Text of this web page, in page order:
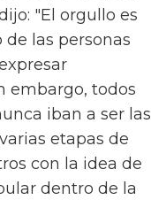
"El orgullo es
las personas
embargo, todos
iban a ser las
etapas de
con la idea de
dentro de la